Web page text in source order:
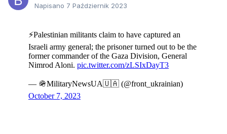
Napisano 7 Październik 2023